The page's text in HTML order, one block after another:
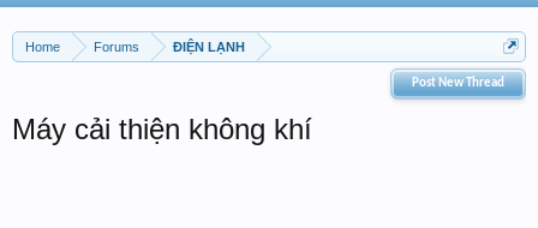
Post New Thread
Home Forums ĐIỆN LẠNH
Máy cải thiện không khí